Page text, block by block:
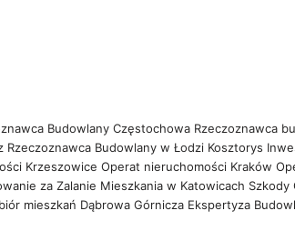
Budowlany Częstochowa Rzeczoznawca
Rzeczoznawca Budowlany w Łodzi Kosztorys
KrzeszowiceOperat nieruchomości Kraków
za Zalanie Mieszkania w Katowicach Szkody
mieszkań Dąbrowa Górnicza Ekspertyza